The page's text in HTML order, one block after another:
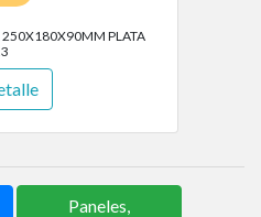
250X180X90MM PLATA
Paneles,